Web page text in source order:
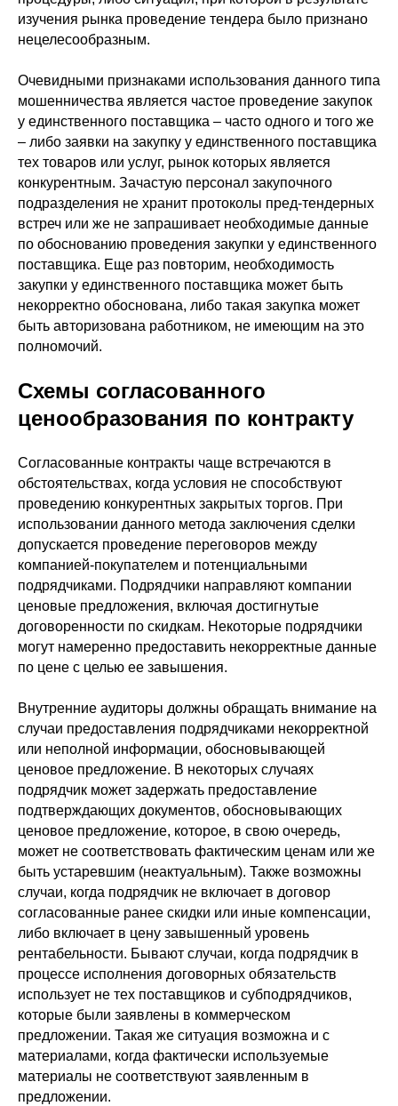
изучения рынка проведение тендера было признано
нецелесообразным.
Очевидными признаками использования данного типа
мошенничества является частое проведение закупок
у единственного поставщика – часто одного и того же
– либо заявки на закупку у единственного поставщика
тех товаров или услуг, рынок которых является
конкурентным. Зачастую персонал закупочного
подразделения не хранит протоколы пред-тендерных
встреч или же не запрашивает необходимые данные
по обоснованию проведения закупки у единственного
поставщика. Еще раз повторим, необходимость
закупки у единственного поставщика может быть
некорректно обоснована, либо такая закупка может
быть авторизована работником, не имеющим на это
полномочий.
Схемы согласованного
ценообразования по контракту
Согласованные контракты чаще встречаются в
обстоятельствах, когда условия не способствуют
проведению конкурентных закрытых торгов. При
использовании данного метода заключения сделки
допускается проведение переговоров между
компанией-покупателем и потенциальными
подрядчиками. Подрядчики направляют компании
ценовые предложения, включая достигнутые
договоренности по скидкам. Некоторые подрядчики
могут намеренно предоставить некорректные данные
по цене с целью ее завышения.
Внутренние аудиторы должны обращать внимание на
случаи предоставления подрядчиками некорректной
или неполной информации, обосновывающей
ценовое предложение. В некоторых случаях
подрядчик может задержать предоставление
подтверждающих документов, обосновывающих
ценовое предложение, которое, в свою очередь,
может не соответствовать фактическим ценам или же
быть устаревшим (неактуальным). Также возможны
случаи, когда подрядчик не включает в договор
согласованные ранее скидки или иные компенсации,
либо включает в цену завышенный уровень
рентабельности. Бывают случаи, когда подрядчик в
процессе исполнения договорных обязательств
использует не тех поставщиков и субподрядчиков,
которые были заявлены в коммерческом
предложении. Такая же ситуация возможна и с
материалами, когда фактически используемые
материалы не соответствуют заявленным в
предложении.